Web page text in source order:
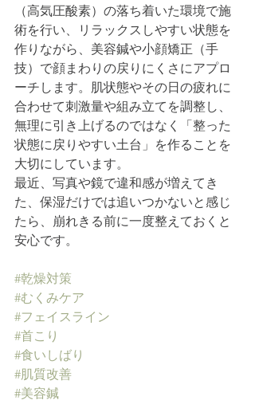
（高気圧酸素）の落ち着いた環境で施
術を行い、リラックスしやすい状態を
作りながら、美容鍼や小顔矯正（手
技）で顔まわりの戻りにくさにアプロ
ーチします。肌状態やその日の疲れに
合わせて刺激量や組み立てを調整し、
無理に引き上げるのではなく「整った
状態に戻りやすい土台」を作ることを
大切にしています。
最近、写真や鏡で違和感が増えてき
た、保湿だけでは追いつかないと感じ
たら、崩れきる前に一度整えておくと
安心です。
#乾燥対策
#むくみケア
#フェイスライン
#首こり
#食いしばり
#肌質改善
#美容鍼